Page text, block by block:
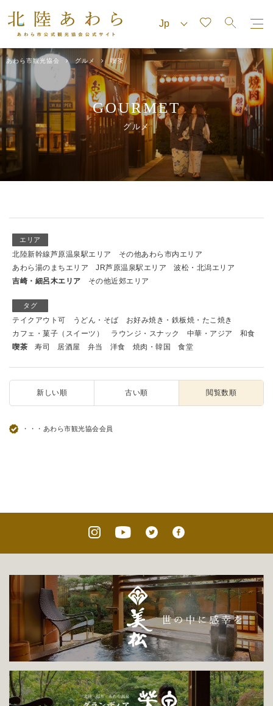
あわら市観光協会 グルメ 喫茶
GOURMET
グルメ
エリア
北陸新幹線芦原温泉駅エリア
その他あわら市内エリア
あわら湯のまちエリア
JR芦原温泉駅エリア
波松・北潟エリア
吉崎・細呂木エリア
その他近郊エリア
タグ
テイクアウト可 うどん・そば
お好み焼き・鉄板焼・たこ焼き
カフェ・菓子（スイーツ）
ラウンジ・スナック 中華・アジア
和食
喫茶
寿司 居酒屋 弁当 洋食 焼肉・韓国 食堂
新しい順 古い順 閲覧数順
・・・あわら市観光協会会員